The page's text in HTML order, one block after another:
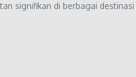
signifikan di berbagai